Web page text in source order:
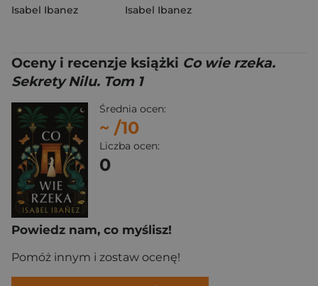
Isabel Ibanez
Isabel Ibanez
Oceny i recenzje książki Co wie rzeka.
Sekrety Nilu. Tom 1
Średnia ocen:
~ /10
Liczba ocen:
0
Powiedz nam, co myślisz!
Pomóż innym i zostaw ocenę!